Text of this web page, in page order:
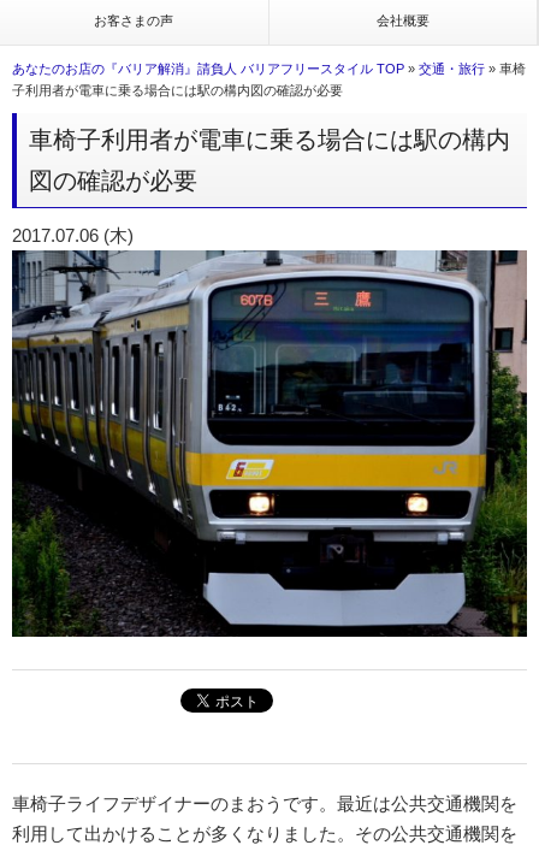
お客さまの声 会社概要
あなたのお店の『バリア解消』請負人 バリアフリースタイル TOP » 交通・旅行 » 車椅
子利用者が電車に乗る場合には駅の構内図の確認が必要
車椅子利用者が電車に乗る場合には駅の構内
図の確認が必要
2017.07.06 (木)
車椅子ライフデザイナーのまおうです。最近は公共交通機関を
利用して出かけることが多くなりました。その公共交通機関を